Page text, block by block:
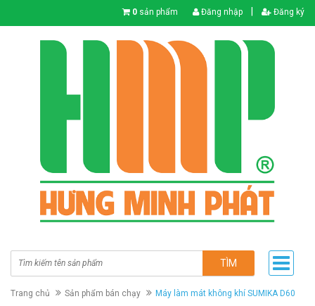
0 sản phẩm Đăng nhập Đăng ký
TÌM
Trang chủ Sản phẩm bán chạy Máy làm mát không khí SUMIKA D60